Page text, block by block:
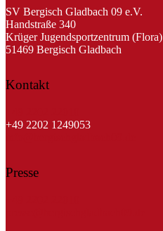
SV Bergisch Gladbach 09 e.V.
Handstraße 340
Krüger Jugendsportzentrum (Flora)
51469 Bergisch Gladbach
Kontakt
+49 2202 1249053
Presse